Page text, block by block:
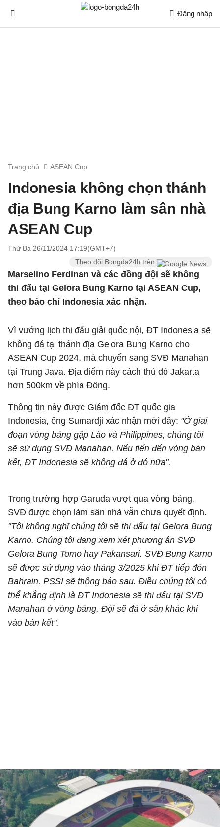
Đăng nhập
Trang chủ ASEAN Cup
Indonesia không chọn thánh
địa Bung Karno làm sân nhà
ASEAN Cup
Thứ Ba 26/11/2024 17:19(GMT+7)
Theo dõi Bongda24h trên
Marselino Ferdinan và các đồng đội sẽ không
thi đấu tại Gelora Bung Karno tại ASEAN Cup,
theo báo chí Indonesia xác nhận.
Vì vướng lịch thi đấu giải quốc nội, ĐT Indonesia sẽ
không đá tại thánh địa Gelora Bung Karno cho
ASEAN Cup 2024, mà chuyển sang SVĐ Manahan
tại Trung Java. Địa điểm này cách thủ đô Jakarta
hơn 500km về phía Đông.
Thông tin này được Giám đốc ĐT quốc gia
Indonesia, ông Sumardji xác nhận mới đây: "Ở giai
đoạn vòng bảng gặp Lào và Philippines, chúng tôi
sẽ sử dụng SVĐ Manahan. Nếu tiến đến vòng bán
kết, ĐT Indonesia sẽ không đá ở đó nữa".
Trong trường hợp Garuda vượt qua vòng bảng,
SVĐ được chọn làm sân nhà vẫn chưa quyết định.
"Tôi không nghĩ chúng tôi sẽ thi đấu tại Gelora Bung
Karno. Chúng tôi đang xem xét phương án SVĐ
Gelora Bung Tomo hay Pakansari. SVĐ Bung Karno
sẽ được sử dụng vào tháng 3/2025 khi ĐT tiếp đón
Bahrain. PSSI sẽ thông báo sau. Điều chúng tôi có
thể khẳng định là ĐT Indonesia sẽ thi đấu tại SVĐ
Manahan ở vòng bảng. Đội sẽ đá ở sân khác khi
vào bán kết".